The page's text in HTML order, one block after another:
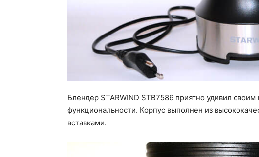
Блендер STARWIND STB7586 приятно удивил
функциональности. Корпус выполнен из
вставками.